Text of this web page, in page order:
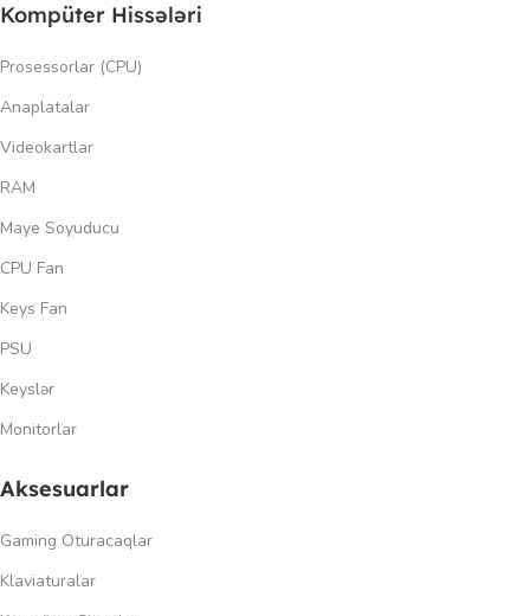
Kompüter Hissələri
Prosessorlar (CPU)
Anaplatalar
Videokartlar
RAM
Maye Soyuducu
CPU Fan
Keys Fan
PSU
Keyslər
Monitorlar
Aksesuarlar
Gaming Oturacaqlar
Klaviaturalar